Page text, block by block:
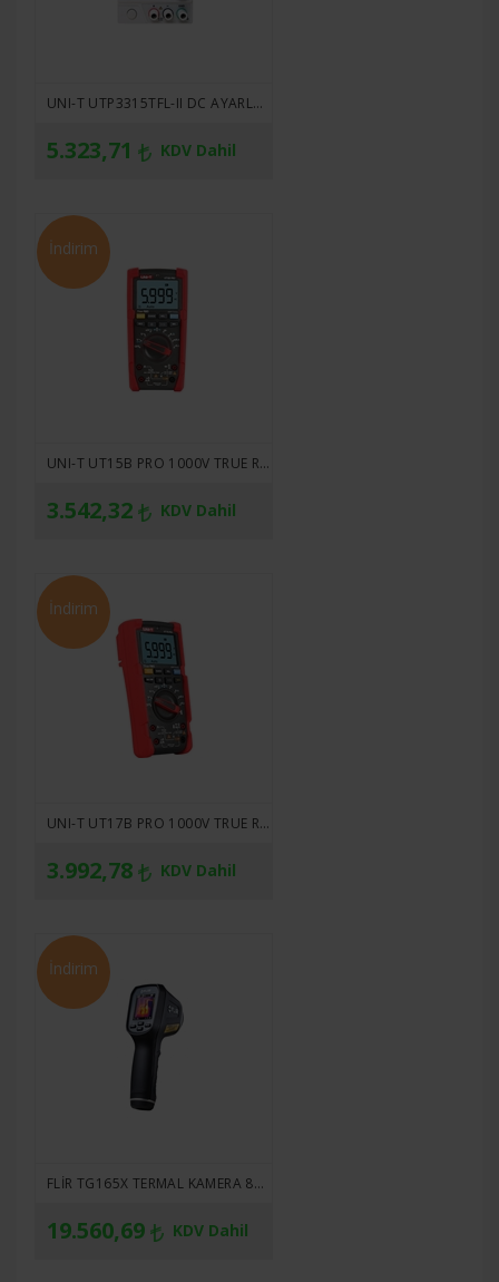
UNI-T UTP3315TFL-II DC AYARLANABILIR GÜÇ KAYNAĞI
5.323,71 KDV Dahil
İndirim
UNI-T UT15B PRO 1000V TRUE RMS DIGITAL MULTIMETRE
3.542,32 KDV Dahil
İndirim
UNI-T UT17B PRO 1000V TRUE RMS DIJITAL MULTIMETRE
3.992,78 KDV Dahil
İndirim
FLIR TG165X TERMAL KAMERA 80 X 60 PIXEL
19.560,69 KDV Dahil